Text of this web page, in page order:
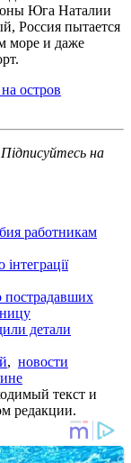
Юга Наталии
Россия пытается
море и даже
остров
на
работникам
пострадавших
детали
, новости
текст и
редакции.